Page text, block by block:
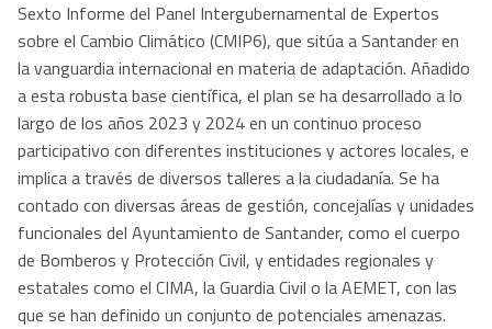
Sexto Informe del Panel Intergubernamental de Expertos
sobre el Cambio Climático (CMIP6), que sitúa a Santander en
la vanguardia internacional en materia de adaptación. Añadido
a esta robusta base científica, el plan se ha desarrollado a lo
largo de los años 2023 y 2024 en un continuo proceso
participativo con diferentes instituciones y actores locales, e
implica a través de diversos talleres a la ciudadanía. Se ha
contado con diversas áreas de gestión, concejalías y unidades
funcionales del Ayuntamiento de Santander, como el cuerpo
de Bomberos y Protección Civil, y entidades regionales y
estatales como el CIMA, la Guardia Civil o la AEMET, con las
que se han definido un conjunto de potenciales amenazas.